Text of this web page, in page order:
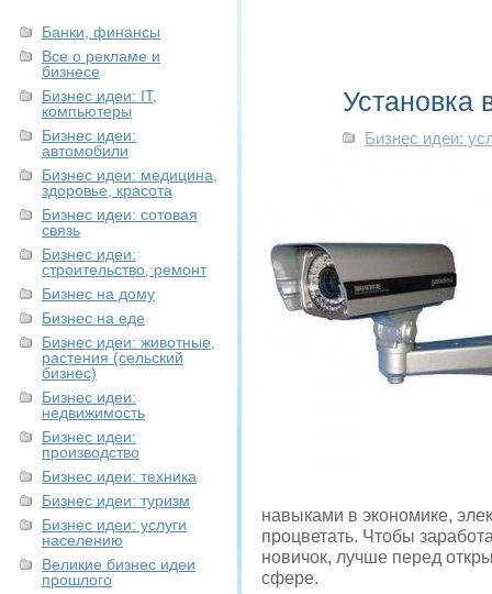
Банки, финансы
Все о рекламе и
бизнесе
Бизнес идеи: IT,
компьютеры
Бизнес идеи:
автомобили
Бизнес идеи: медицина,
здоровье, красота
Бизнес идеи: сотовая
связь
Бизнес идеи:
строительство, ремонт
Бизнес на дому
Бизнес на еде
Бизнес идеи: животные,
растения (сельский
бизнес)
Бизнес идеи:
недвижимость
Бизнес идеи:
производство
Бизнес идеи: техника
Бизнес идеи: туризм
Бизнес идеи: услуги
населению
Великие бизнес идеи
прошлого
Установка
Бизнес идеи:
навыками в экономике,
процветать. Чтобы
новичок, лучше перед
сфере.